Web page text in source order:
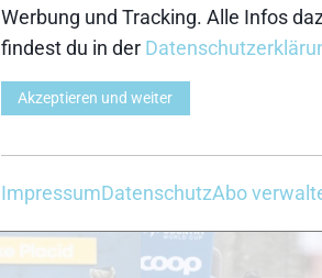
27 28
Werbung und Tracking. Alle Infos
findest du in der
Akzeptieren und weiter
ImpressumDatenschutzAbo